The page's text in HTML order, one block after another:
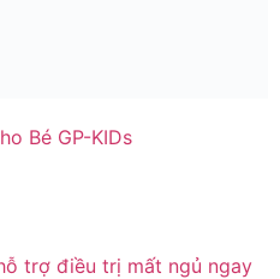
trợ điều trị mất ngủ ngay